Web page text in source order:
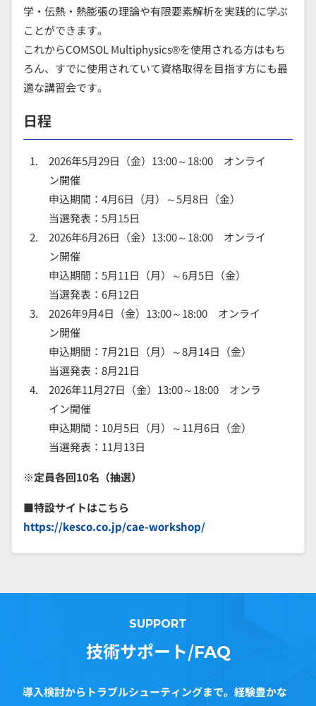
学・伝熱・熱膨張の理論や有限要素解析を実践的に学ぶ
ことができます。
これからCOMSOL Multiphysics®を使用される方はもち
ろん、すでに使用されていて資格取得を目指す方にも最
適な講習会です。
日程
2026年5月29日（金）13:00～18:00 オンライ
ン開催
申込期間：4月6日（月）～5月8日（金）
当選発表：5月15日
2026年6月26日（金）13:00～18:00 オンライ
ン開催
申込期間：5月11日（月）～6月5日（金）
当選発表：6月12日
2026年9月4日（金）13:00～18:00 オンライ
ン開催
申込期間：7月21日（月）～8月14日（金）
当選発表：8月21日
2026年11月27日（金）13:00～18:00 オンラ
イン開催
申込期間：10月5日（月）～11月6日（金）
当選発表：11月13日
※定員各回10名（抽選）
■特設サイトはこちら
https://kesco.co.jp/cae-workshop/
SUPPORT
技術サポート/FAQ
導入検討からトラブルシューティングまで。経験豊かな